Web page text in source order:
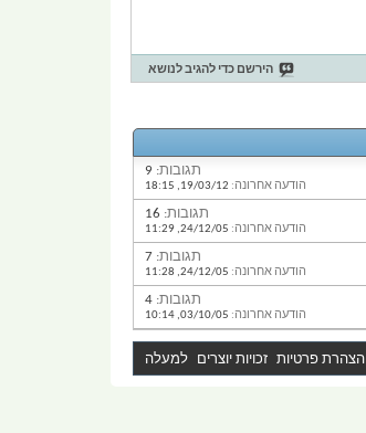
הירשם כדי להגיב לנושא
תגובות:
הודעה אחרונה: 18:15
תגובות:
הודעה אחרונה: 11:29
תגובות:
הודעה אחרונה: 11:28
תגובות:
הודעה אחרונה: 10:14
הצהרת פרטיות זכויות יוצרים למעלה